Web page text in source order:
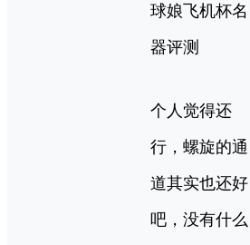
球娘飞机杯名
器评测
个人觉得还
行，螺旋的通
道其实也还好
吧，没有什么